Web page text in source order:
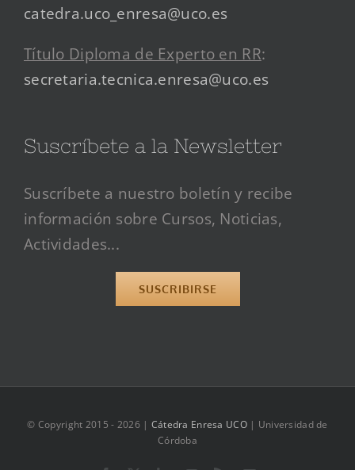
catedra.uco_enresa@uco.es
Título Diploma de Experto en RR:
secretaria.tecnica.enresa@uco.es
Suscríbete a la Newsletter
Suscríbete a nuestro boletín y recibe
información sobre Cursos, Noticias,
Actividades...
SUSCRIBIRSE
© Copyright 2015 - 2026 | Cátedra Enresa UCO| Universidad de
Córdoba